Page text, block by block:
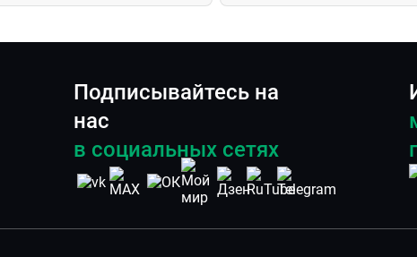
Подписывайтесь на
нас
в социальных сетях